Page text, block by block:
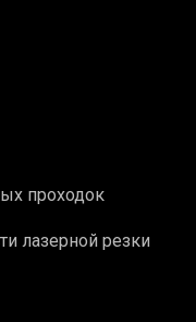
проходок
лазерной резки